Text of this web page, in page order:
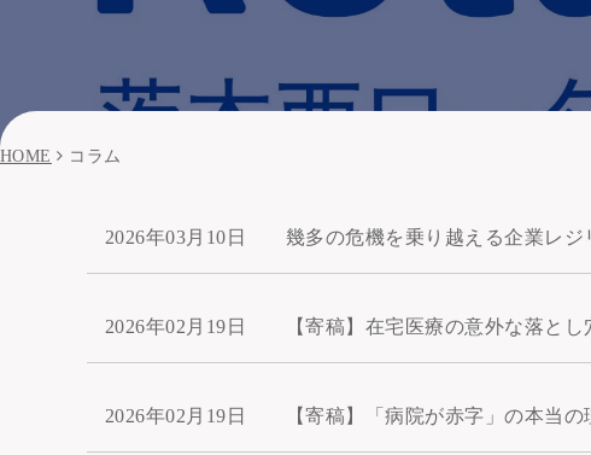
HOME コラム
2026年03月10日 幾多の危機を乗り越える企業レ
2026年02月19日 【寄稿】在宅医療の意外な落と
2026年02月19日 【寄稿】「病院が赤字」の本当